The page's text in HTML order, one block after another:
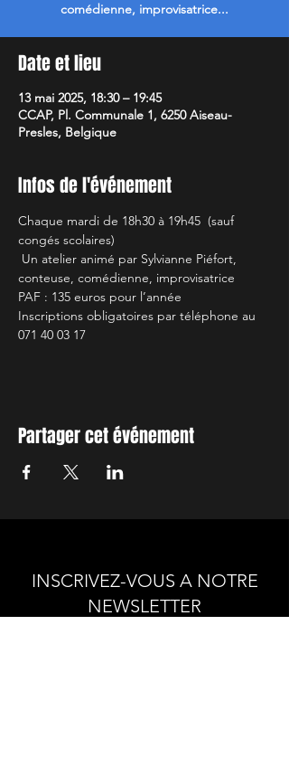
comédienne, improvisatrice...
Date et lieu
13 mai 2025, 18:30 – 19:45
CCAP, Pl. Communale 1, 6250 Aiseau-
Presles, Belgique
Infos de l'événement
Chaque mardi de 18h30 à 19h45  (sauf
congés scolaires)
Un atelier animé par Sylvianne Piéfort,
conteuse, comédienne, improvisatrice
PAF : 135 euros pour l’année
Inscriptions obligatoires par téléphone au
071 40 03 17
Partager cet événement
INSCRIVEZ-VOUS A NOTRE
NEWSLETTER